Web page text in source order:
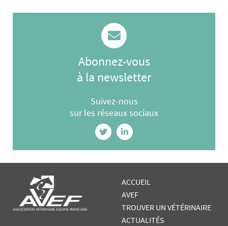
Abonnez-vous
à la newsletter
Suivez-nous
sur les réseaux sociaux
ACCUEIL
AVEF
TROUVER UN VÉTÉRINAIRE
ACTUALITÉS